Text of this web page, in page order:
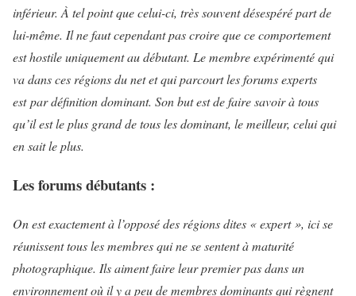
inférieur. À tel point que celui-ci, très souvent désespéré part de
lui-même. Il ne faut cependant pas croire que ce comportement
est hostile uniquement au débutant. Le membre expérimenté qui
va dans ces régions du net et qui parcourt les forums experts
est par définition dominant. Son but est de faire savoir à tous
qu’il est le plus grand de tous les dominant, le meilleur, celui qui
en sait le plus.
Les forums débutants :
On est exactement à l’opposé des régions dites « expert », ici se
réunissent tous les membres qui ne se sentent à maturité
photographique. Ils aiment faire leur premier pas dans un
environnement où il y a peu de membres dominants qui règnent